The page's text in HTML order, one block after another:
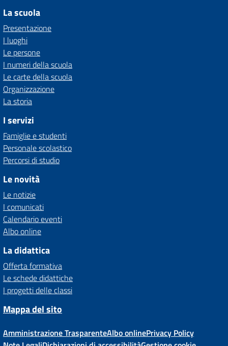
La scuola
Presentazione
I luoghi
Le persone
I numeri della scuola
Le carte della scuola
Organizzazione
La storia
I servizi
Famiglie e studenti
Personale scolastico
Percorsi di studio
Le novità
Le notizie
I comunicati
Calendario eventi
Albo online
La didattica
Offerta formativa
Le schede didattiche
I progetti delle classi
Mappa del sito
Amministrazione TrasparenteAlbo onlinePrivacy Policy